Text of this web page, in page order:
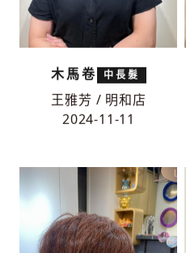
木馬卷 中長髮
王雅芳 / 明和店